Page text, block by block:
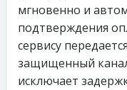
мгновенно и
подтверждения
сервису
защищенный
исключает